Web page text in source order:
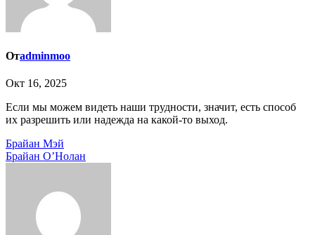
Отadminmoo
Окт 16, 2025
Если мы можем видеть наши трудности, значит, есть способ
их разрешить или надежда на какой-то выход.
Навигация
по
Брайан Мэй
Брайан О’Нолан